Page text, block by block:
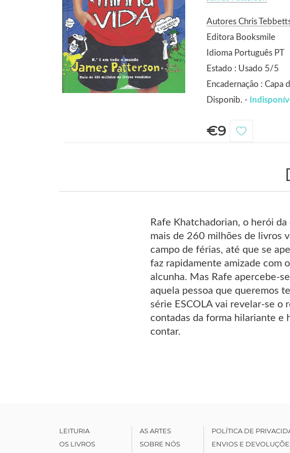
Autores Chris
Editora Booksmile
Idioma Português PT
Estado : Usado 5/5
Encadernação : Capa
Disponib. -
€9
Rafe Khatchadorian, o herói
mais de 260 milhões de livros
campo de férias, até que se
faz rapidamente amizade com
alcunha. Mas Rafe apercebe-
aquela pessoa que queremos
série ESCOLA vai revelar-se o
contadas da forma hilariante e
contar.
LEITURIA
OS LIVROS
AS ARTES
SOBRE NÓS
POLÍTICA DE
ENVIOS E